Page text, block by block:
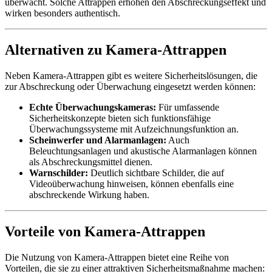
überwacht. Solche Attrappen erhöhen den Abschreckungseffekt und
wirken besonders authentisch.
Alternativen zu Kamera-Attrappen
Neben Kamera-Attrappen gibt es weitere Sicherheitslösungen, die
zur Abschreckung oder Überwachung eingesetzt werden können:
Echte Überwachungskameras: Für umfassende
Sicherheitskonzepte bieten sich funktionsfähige
Überwachungssysteme mit Aufzeichnungsfunktion an.
Scheinwerfer und Alarmanlagen: Auch
Beleuchtungsanlagen und akustische Alarmanlagen können
als Abschreckungsmittel dienen.
Warnschilder: Deutlich sichtbare Schilder, die auf
Videoüberwachung hinweisen, können ebenfalls eine
abschreckende Wirkung haben.
Vorteile von Kamera-Attrappen
Die Nutzung von Kamera-Attrappen bietet eine Reihe von
Vorteilen, die sie zu einer attraktiven Sicherheitsmaßnahme machen: